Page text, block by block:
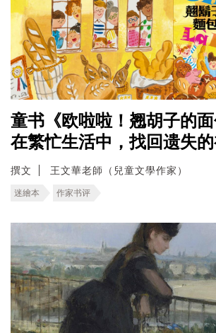
童书《欧啦啦！翘胡子的面
在繁忙生活中，找回遗失
撰文 王文華老師（兒童文學作家）
迷繪本 作家书评